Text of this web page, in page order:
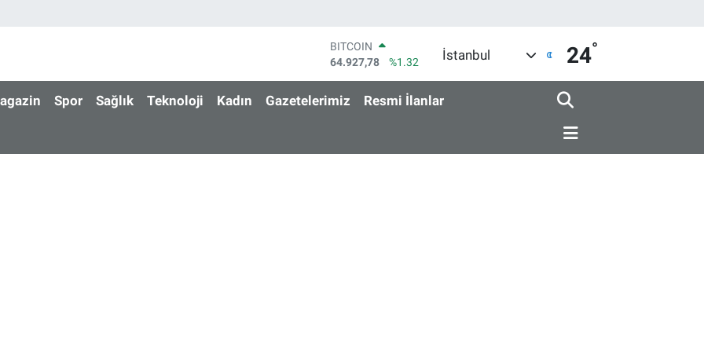
BITCOIN
64.927,78
%1.32
47,5894
%0.08
EURO
64,1581
%0.16
İstanbul 24°
Spor Sağlık Teknoloji Kadın Gazetelerimiz Resmi İlanlar